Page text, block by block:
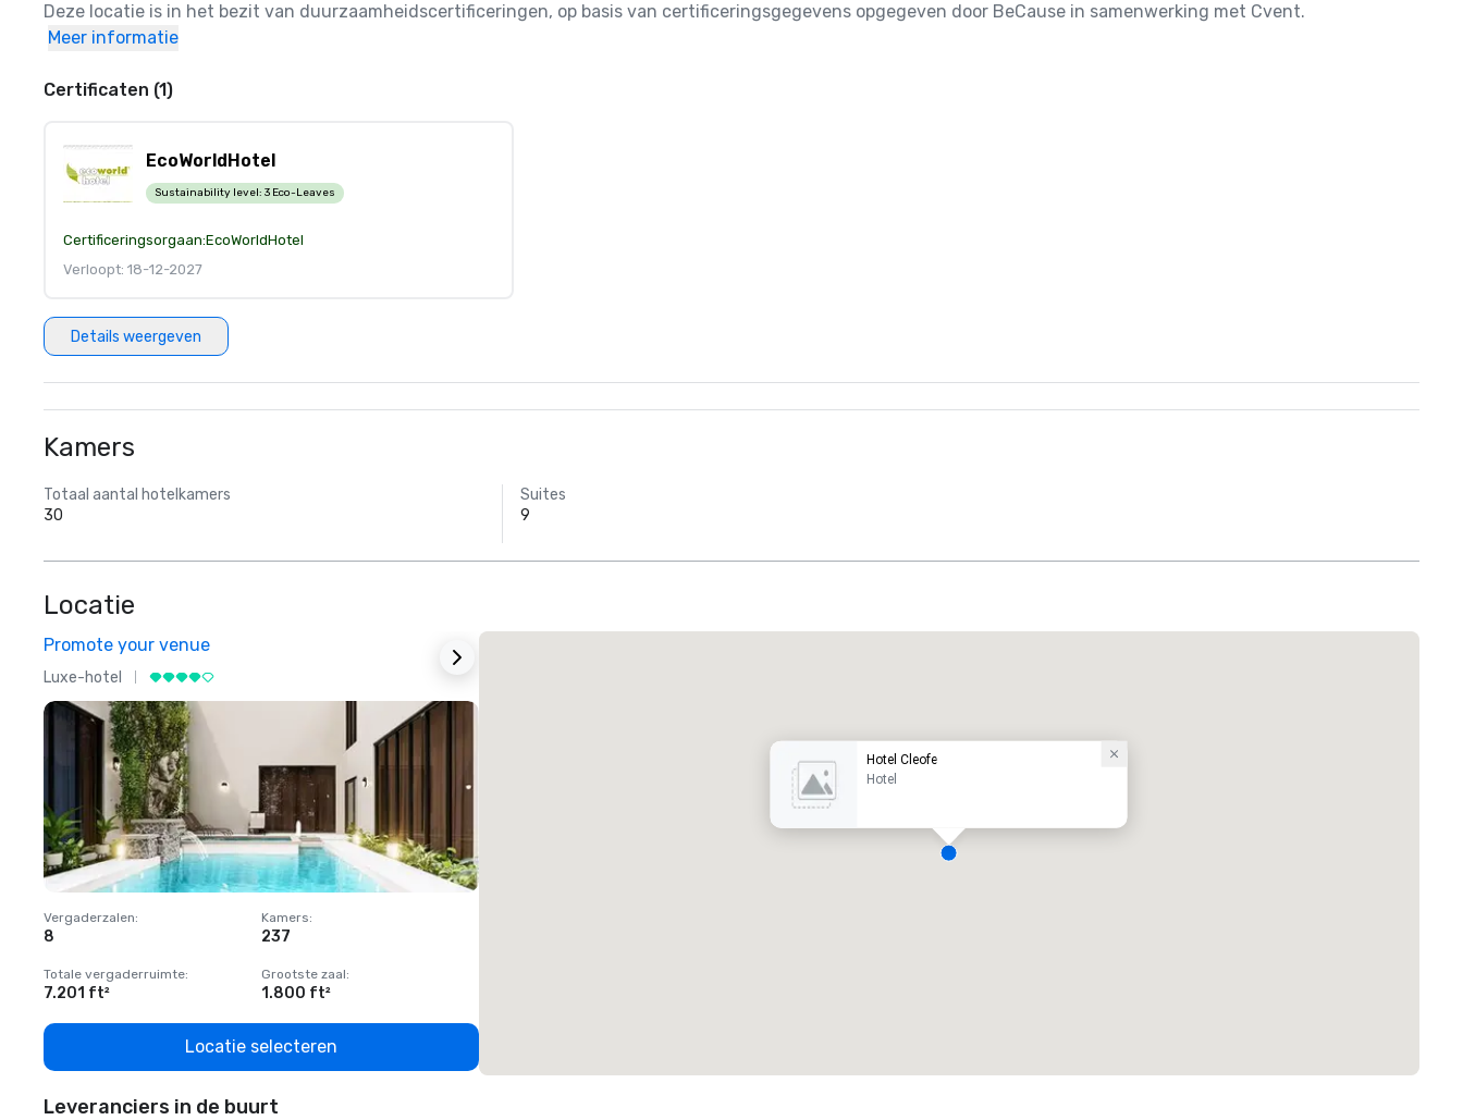
Deze locatie is in het bezit van duurzaamheidscertificeringen, op basis van certificeringsgegevens opgegeven door BeCause in samenwerking met Cvent.
Meer informatie
Certificaten (1)
EcoWorldHotel
Sustainability level: 3 Eco-Leaves
Certificeringsorgaan:EcoWorldHotel
Verloopt: 18-12-2027
Details weergeven
Kamers
Totaal aantal hotelkamers
30
Suites
9
Locatie
Promote your venue
Luxe-hotel
Vergaderzalen:
8
Kamers:
237
Totale vergaderruimte:
7.201 ft²
Grootste zaal:
1.800 ft²
Locatie selecteren
Hotel Cleofe
Hotel
Leveranciers in de buurt